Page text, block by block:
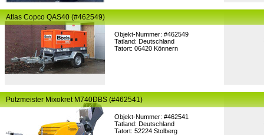
Objekt-Nummer: #462549
Tatland: Deutschland
Tatort: 06420 Könnern
Atlas Copco QAS40 (#462549)
Objekt-Nummer: #462541
Tatland: Deutschland
Tatort: 52224 Stolberg
Putzmeister Mixokret M740DBS (#462541)